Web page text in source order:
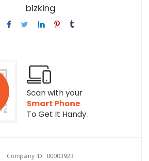
bizking
Scan with your
Smart Phone
To Get It Handy.
Company ID: 00003923